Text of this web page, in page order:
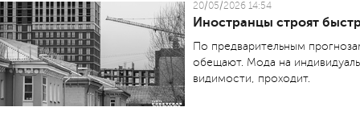
20/05/2026 14:54
Иностранцы строят
По предварительным
обещают. Мода на
видимости, проходит.